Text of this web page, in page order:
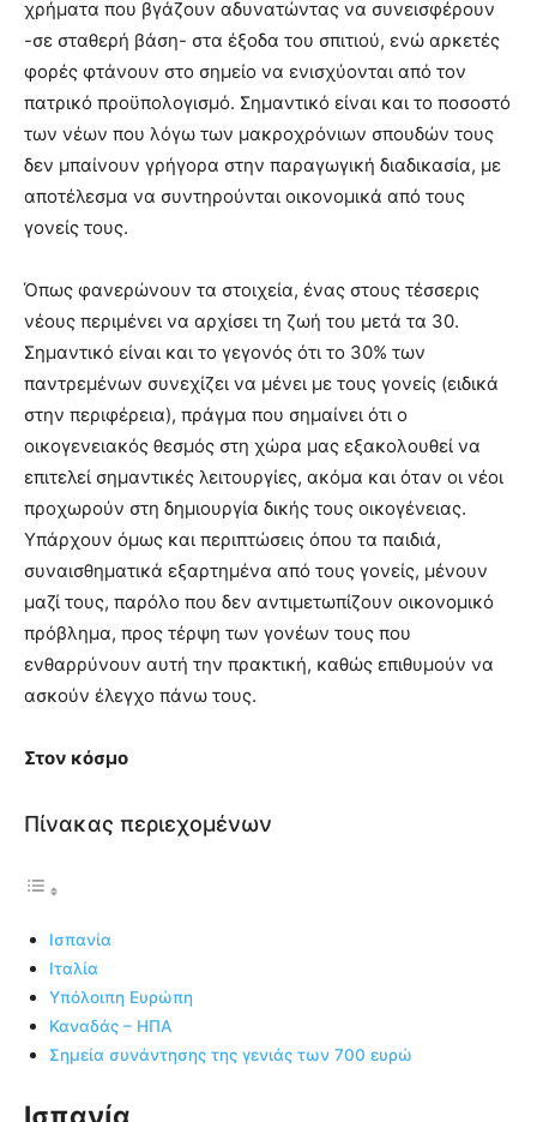
χρήματα που βγάζουν αδυνατώντας να συνεισφέρουν
-σε σταθερή βάση- στα έξοδα του σπιτιού, ενώ αρκετές
φορές φτάνουν στο σημείο να ενισχύονται από τον
πατρικό προϋπολογισμό. Σημαντικό είναι και το ποσοστό
των νέων που λόγω των μακροχρόνιων σπουδών τους
δεν μπαίνουν γρήγορα στην παραγωγική διαδικασία, με
αποτέλεσμα να συντηρούνται οικονομικά από τους
γονείς τους.
Όπως φανερώνουν τα στοιχεία, ένας στους τέσσερις
νέους περιμένει να αρχίσει τη ζωή του μετά τα 30.
Σημαντικό είναι και το γεγονός ότι το 30% των
παντρεμένων συνεχίζει να μένει με τους γονείς (ειδικά
στην περιφέρεια), πράγμα που σημαίνει ότι ο
οικογενειακός θεσμός στη χώρα μας εξακολουθεί να
επιτελεί σημαντικές λειτουργίες, ακόμα και όταν οι νέοι
προχωρούν στη δημιουργία δικής τους οικογένειας.
Υπάρχουν όμως και περιπτώσεις όπου τα παιδιά,
συναισθηματικά εξαρτημένα από τους γονείς, μένουν
μαζί τους, παρόλο που δεν αντιμετωπίζουν οικονομικό
πρόβλημα, προς τέρψη των γονέων τους που
ενθαρρύνουν αυτή την πρακτική, καθώς επιθυμούν να
ασκούν έλεγχο πάνω τους.
Στον κόσμο
Πίνακας περιεχομένων
Iσπανία
Ιταλία
Υπόλοιπη Ευρώπη
Καναδάς – ΗΠΑ
Σημεία συνάντησης της γενιάς των 700 ευρώ
Iσπανία